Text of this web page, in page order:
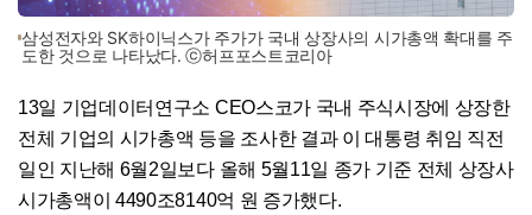
삼성전자와 SK하이닉스가 주가가 국내 상장사의 시가총액 확대를 주
도한 것으로 나타났다. ⓒ허프포스트코리아
13일 기업데이터연구소 CEO스코가 국내 주식시장에 상장한
전체 기업의 시가총액 등을 조사한 결과 이 대통령 취임 직전
일인 지난해 6월2일보다 올해 5월11일 종가 기준 전체 상장사
시가총액이 4490조8140억 원 증가했다.